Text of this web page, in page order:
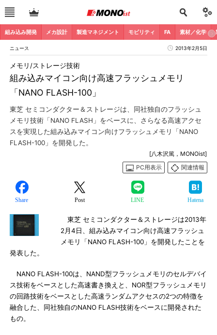
組み込み開発 メカ設計 製造マネジメント モビリティ FA 素材／化学
ニュース 2013年2月5日
組み込みマイコン向け高速フラッシュメモリ
「NANO FLASH-100」
メモリ/ストレージ技術
東芝 セミコンダクター＆ストレージは、同社独自のフラッシュ
メモリ技術「NANO FLASH」をベースに、さらなる高速アクセ
スを実現した組み込みマイコン向けフラッシュメモリ「NANO
FLASH-100」を開発した。
[八木沢篤，MONOist]
PC用表示
関連情報
Share Post LINE Hatena
東芝 セミコンダクター＆ストレージは2013年
2月4日、組み込みマイコン向け高速フラッシュ
メモリ「NANO FLASH-100」を開発したことを
発表した。
NANO FLASH-100は、NAND型フラッシュメモリのセルデバイ
ス技術をベースとした高速書き換えと、NOR型フラッシュメモリ
の回路技術をベースとした高速ランダムアクセスの2つの特徴を
融合した、同社独自のNANO FLASH技術をベースに開発された
もの。